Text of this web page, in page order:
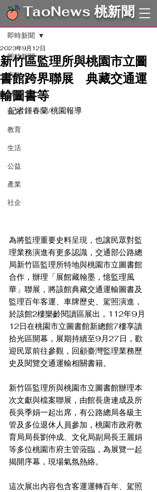
TaoNews 桃新聞
文章
即時新聞
市政
財經
藝文
教育
生活
公益
產業
社企
即時新聞
新竹區監理所與桃園市立圖
書館跨界聯展 典藏交通運
輸圖書等
2023年9月12日
記者鍾春蘭/桃園報導
為將監理重要史料呈現，也讓民眾對監
理業務演進有更多認識，交通部公路總
局新竹區監理所特地與桃園市立圖書館
合作，辦理「展館藏翰墨，憶監理風
華」聯展，將該館典藏交通運輸圖書及
監理百年客運、車牌歷史、駕照演進，
於該館2樓樂齡閱讀區展出，112年9月
12日在桃園市立圖書館新總館7樓享讀
拾光區開幕，展期持續至9月27日，歡
迎民眾前往參觀，回顧臺灣監理業務歷
史及閱覽交通運輸相關書籍。
新竹區監理所與桃園市立圖書館辦理本
次文獻與檔案聯展，由館長唐連成及所
長吳季娟一起出席，有公路總局各級主
管及多位退休人員參加，桃園市政府教
育局局長劉仲成、文化局副局長王麗娟
等多位桃園市府主管蒞臨，為展覽一起
揭開序幕，現場氣氛熱絡。
這次展出內容包含客運運轉百年、駕照